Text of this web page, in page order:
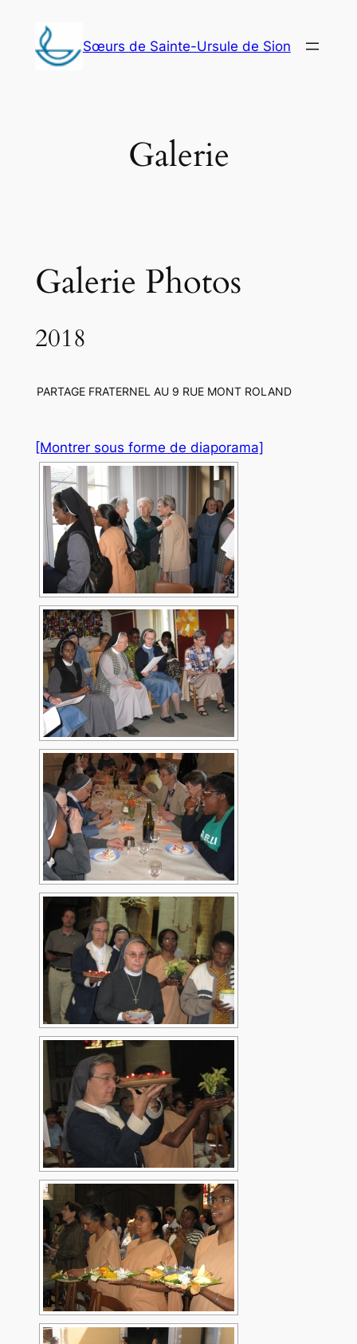
contenu
Sœurs de Sainte-Ursule de Sion
Galerie
Galerie Photos
2018
PARTAGE FRATERNEL AU 9 RUE MONT ROLAND
[Montrer sous forme de diaporama]